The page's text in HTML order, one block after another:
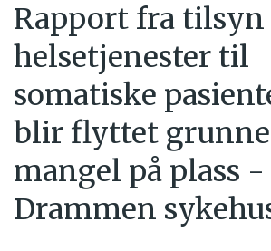
Rapport fra tilsyn
helsetjenester til
somatiske
blir flyttet
mangel på plass -
Drammen